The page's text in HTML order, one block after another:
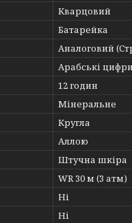
Кварцовий
Батарейка
Аналоговий
Арабські цифри
12 годин
Мінеральне
Кругла
Аллою
Штучна шкіра
WR 30 м (3 атм)
Ні
Ні